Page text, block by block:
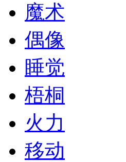
魔术
偶像
睡觉
梧桐
火力
移动